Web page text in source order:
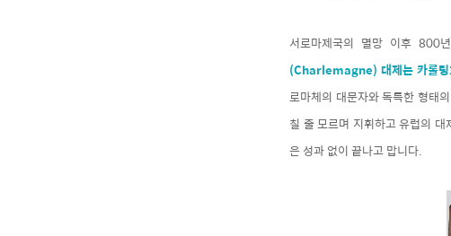
서로마제국의 멸망 이후 800
(Charlemagne) 대제는 카롤
로마체의 대문자와 독특한 형태
칠 줄 모르며 지휘하고 유럽의
은 성과 없이 끝나고 맙니다.